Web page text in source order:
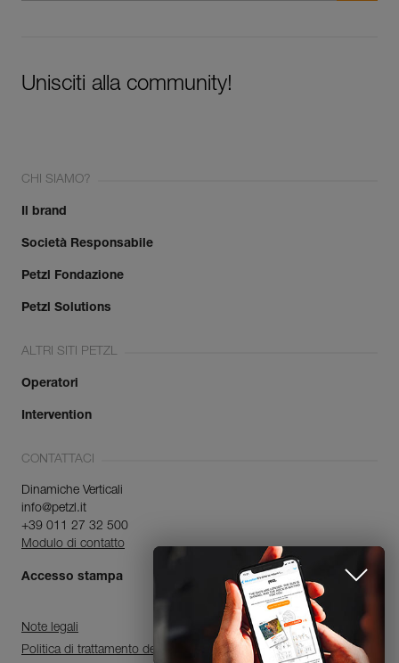
Unisciti alla community!
CHI SIAMO?
Il brand
Società Responsabile
Petzl Fondazione
Petzl Solutions
ALTRI SITI PETZL
Operatori
Intervention
CONTATTACI
Dinamiche Verticali
info@petzl.it
+39 011 27 32 500
Modulo di contatto
Accesso stampa
Note legali
Politica di trattamento dei dati personali e di gestione dei cookie